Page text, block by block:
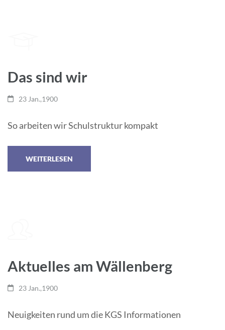
Das sind wir
23 Jan.,1900
So arbeiten wir Schulstruktur kompakt
WEITERLESEN
Aktuelles am Wällenberg
23 Jan.,1900
Neuigkeiten rund um die KGS Informationen